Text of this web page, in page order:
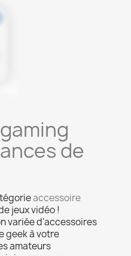
de
accessoire
jeux vidéo !
variée d'accessoires
geek à votre
amateurs